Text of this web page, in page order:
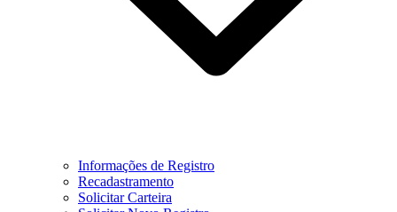
Informações de Registro
Recadastramento
Solicitar Carteira